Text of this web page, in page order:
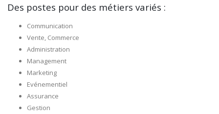
Des postes pour des métiers variés :
Communication
Vente, Commerce
Administration
Management
Marketing
Evénementiel
Assurance
Gestion